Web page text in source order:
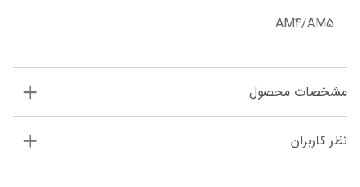
AM4/AM5
مشخصات محصول
نظر کاربران